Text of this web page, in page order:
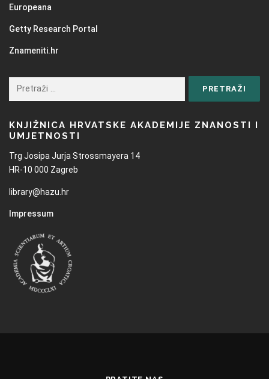
Europeana
Getty Research Portal
Znameniti.hr
KNJIŽNICA HRVATSKE AKADEMIJE ZNANOSTI I
UMJETNOSTI
Trg Josipa Jurja Strossmayera 14
HR-10 000 Zagreb
library@hazu.hr
Impressum